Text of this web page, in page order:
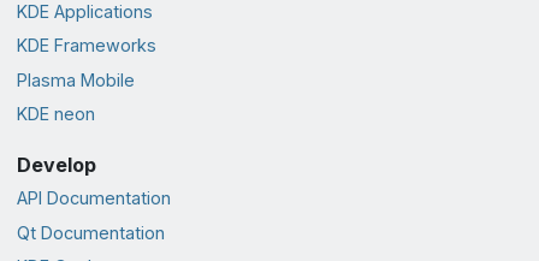
KDE Applications
KDE Frameworks
Plasma Mobile
KDE neon
Develop
API Documentation
Qt Documentation